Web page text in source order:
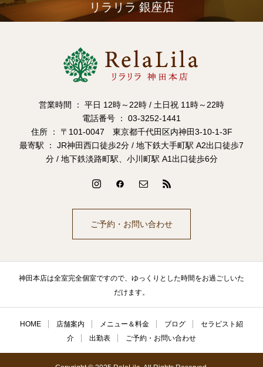
リラリラ 銀座店
営業時間 ： 平日 12時～22時 / 土日祝 11時～22時
電話番号 ： 03-3252-1441
住所 ： 〒101-0047 東京都千代田区内神田3-10-1-3F
最寄駅 ： JR神田西口徒歩2分 / 地下鉄大手町駅 A2出口徒歩7
分 / 地下鉄淡路町駅、小川町駅 A1出口徒歩6分
ご予約・お問い合わせ
神田本店は全室完全個室ですので、ゆっくりとした時間をお過ごしいた
だけます。
HOME 店舗案内 メニュー＆料金 ブログ
セラピスト紹
介
出勤表 ご予約・お問い合わせ